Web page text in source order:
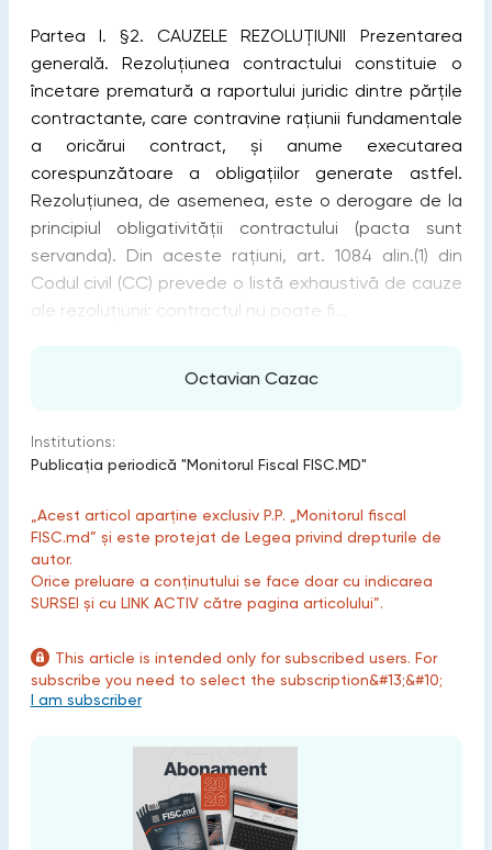
Partea I. §2. CAUZELE REZOLUȚIUNII Prezentarea
generală. Rezoluţiunea contractului constituie o
încetare prematură a raportului juridic dintre părţile
contractante, care contravine raţiunii fundamentale
a oricărui contract, și anume executarea
corespunzătoare a obligaţiilor generate astfel.
Rezoluţiunea, de asemenea, este o derogare de la
principiul obligativităţii contractului (pacta sunt
servanda). Din aceste raţiuni, art. 1084 alin.(1) din
Codul civil (CC) prevede o listă exhaustivă de cauze
ale rezoluţiunii: contractul nu poate fi...
Octavian Cazac
Institutions:
Publicaţia periodică "Monitorul Fiscal FISC.MD"
„Acest articol aparține exclusiv P.P. „Monitorul fiscal
FISC.md” și este protejat de Legea privind drepturile de
autor.
Orice preluare a conținutului se face doar cu indicarea
SURSEI și cu LINK ACTIV către pagina articolului”.
This article is intended only for subscribed users. For
subscribe you need to select the subscription&#13;&#10;
I am subscriber